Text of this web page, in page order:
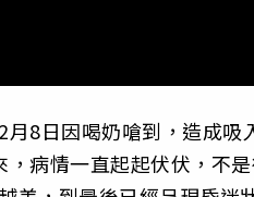
8日因喝奶嗆到，造成吸
病情一直起起伏伏，不